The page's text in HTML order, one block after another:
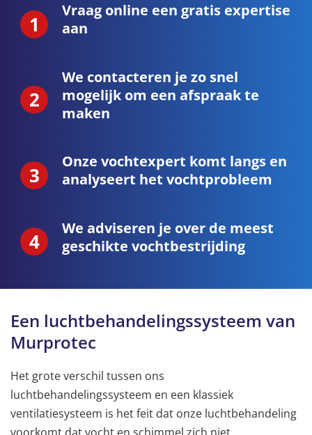
Vraag online een gratis expertise
aan
We contacteren je zo snel
mogelijk om een afspraak te
maken
Onze vochtexpert komt langs en
analyseert het vochtprobleem
We adviseren je over de meest
geschikte vochtbestrijding
Een luchtbehandelingssysteem van
Murprotec
Het grote verschil tussen ons
luchtbehandelingssysteem en een klassiek
ventilatiesysteem is het feit dat onze luchtbehandeling